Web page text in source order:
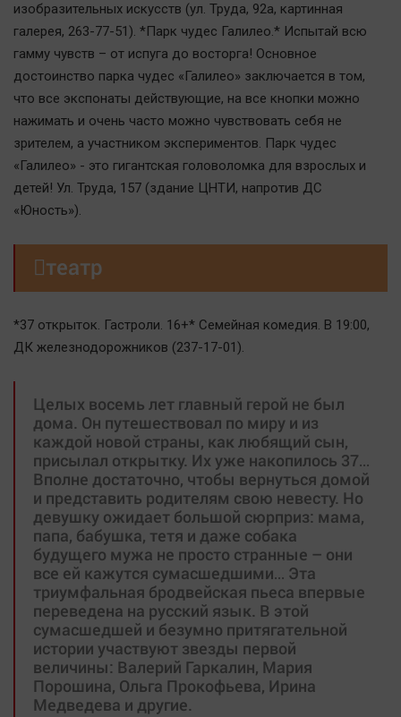
изобразительных искусств (ул. Труда, 92а, картинная
галерея, 263-77-51). *Парк чудес Галилео.* Испытай всю
гамму чувств – от испуга до восторга! Основное
достоинство парка чудес «Галилео» заключается в том,
что все экспонаты действующие, на все кнопки можно
нажимать и очень часто можно чувствовать себя не
зрителем, а участником экспериментов. Парк чудес
«Галилео» - это гигантская головоломка для взрослых и
детей! Ул. Труда, 157 (здание ЦНТИ, напротив ДС
«Юность»).
театр
*37 открыток. Гастроли. 16+* Семейная комедия. В 19:00,
ДК железнодорожников (237-17-01).
Целых восемь лет главный герой не был
дома. Он путешествовал по миру и из
каждой новой страны, как любящий сын,
присылал открытку. Их уже накопилось 37…
Вполне достаточно, чтобы вернуться домой
и представить родителям свою невесту. Но
девушку ожидает большой сюрприз: мама,
папа, бабушка, тетя и даже собака
будущего мужа не просто странные – они
все ей кажутся сумасшедшими… Эта
триумфальная бродвейская пьеса впервые
переведена на русский язык. В этой
сумасшедшей и безумно притягательной
истории участвуют звезды первой
величины: Валерий Гаркалин, Мария
Порошина, Ольга Прокофьева, Ирина
Медведева и другие.